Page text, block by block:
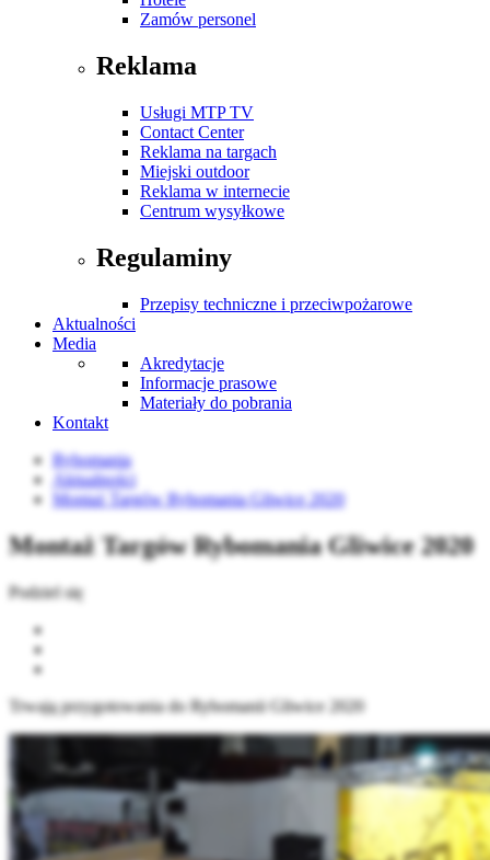
Zamów personel
Reklama
Usługi MTP TV
Contact Center
Reklama na targach
Miejski outdoor
Reklama w internecie
Centrum wysyłkowe
Regulaminy
Przepisy techniczne i przeciwpożarowe
Aktualności
Media
Akredytacje
Informacje prasowe
Materiały do pobrania
Kontakt
Rybomania
Aktualności
Montaż Targów Rybomania Gliwice 2020
Montaż Targów Rybomania Gliwice 2020
Podziel się
Trwają przygotowania do Rybomanii Gliwice 2020